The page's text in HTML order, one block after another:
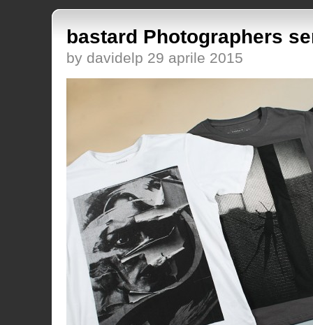
bastard Photographers
by davidelp 29 aprile 2015